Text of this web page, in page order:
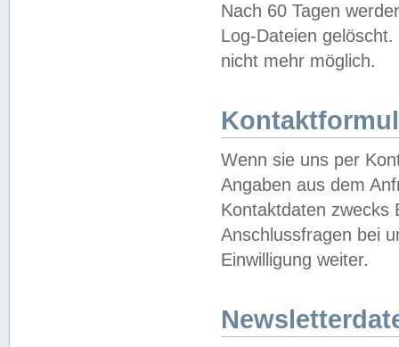
Nach 60 Tagen
Log-Dateien
nicht mehr möglich.
Wenn sie uns per
Angaben aus dem
Kontaktdaten zwecks
Anschlussfragen bei
Einwilligung weiter.